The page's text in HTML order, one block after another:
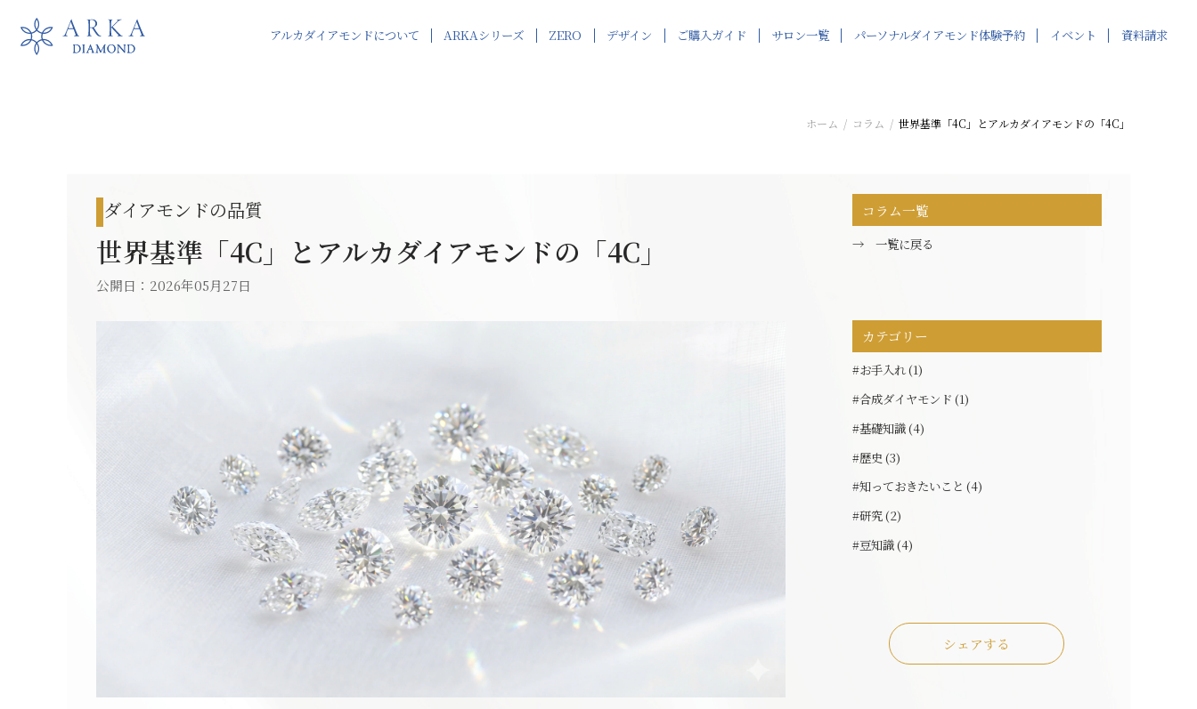
アルカダイアモンドについて ARKAシリーズ ZERO デザイン ご購入ガイド サロン一覧 パーソナルダイアモンド体験予約 イベント 資料請求
ホーム コラム 世界基準「4C」とアルカダイアモンドの「4C」
ダイアモンドの品質
世界基準「4C」とアルカダイアモンドの「4C」
公開日：2026年05月27日
コラム一覧
→ 一覧に戻る
カテゴリー
#お手入れ (1)
#合成ダイヤモンド (1)
#基礎知識 (4)
#歴史 (3)
#知っておきたいこと (4)
#研究 (2)
#豆知識 (4)
シェアする